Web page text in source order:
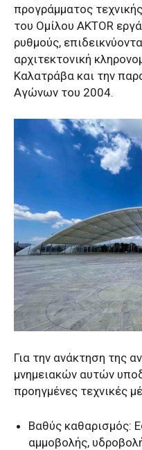
προγράμματος
του Ομίλου AKTOR
ρυθμούς,
αρχιτεκτονική
Καλατράβα και την
Αγώνων του 2004.
Για την ανάκτηση της
μνημειακών αυτών
προηγμένες τεχνικές
Βαθύς καθαρισμός:
αμμοβολής,